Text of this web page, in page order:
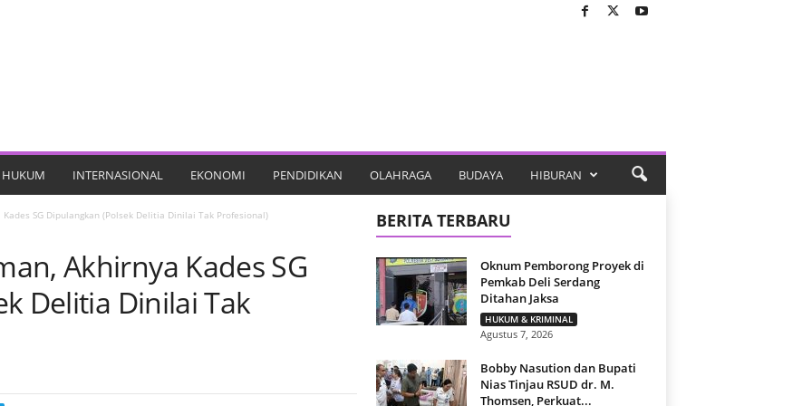
HUKUM INTERNASIONAL EKONOMI PENDIDIKAN OLAHRAGA BUDAYA HIBURAN
Kades SG Dipulangkan (Polsek Delitia Dinilai Tak Profesional)
Akhirnya Kades SG
Delitia Dinilai Tak
BERITA TERBARU
Oknum Pemborong Proyek di
Pemkab Deli Serdang
Ditahan Jaksa
HUKUM & KRIMINAL
Agustus 7, 2026
Bobby Nasution dan Bupati
Nias Tinjau RSUD dr. M.
Thomsen, Perkuat...